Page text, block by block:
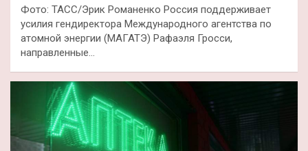
Фото: ТАСС/Эрик Романенко Россия поддерживает
усилия гендиректора Международного агентства по
атомной энергии (МАГАТЭ) Рафаэля Гросси,
направленные…